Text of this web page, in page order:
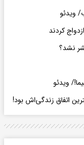
ویدئو
کردند
نشد؟
ویدئو
اتفاق زندگی‌اش بود!